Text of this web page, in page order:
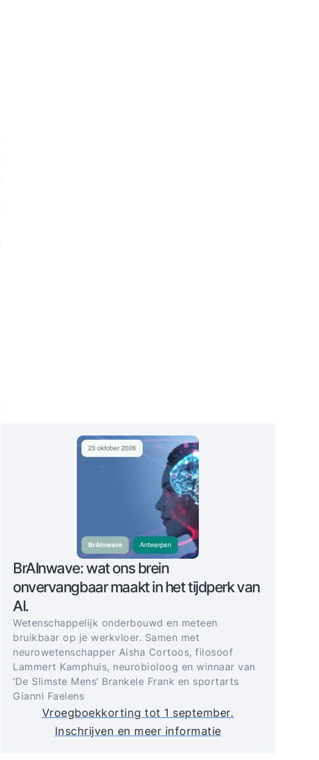
BrAInwave: wat ons brein
onvervangbaar maakt in het tijdperk van
AI.
Wetenschappelijk onderbouwd en meteen
bruikbaar op je werkvloer. Samen met
neurowetenschapper Aisha Cortoos, filosoof
Lammert Kamphuis, neurobioloog en winnaar van
‘De Slimste Mens’ Brankele Frank en sportarts
Gianni Faelens
Vroegboekkorting tot 1 september.
Inschrijven en meer informatie